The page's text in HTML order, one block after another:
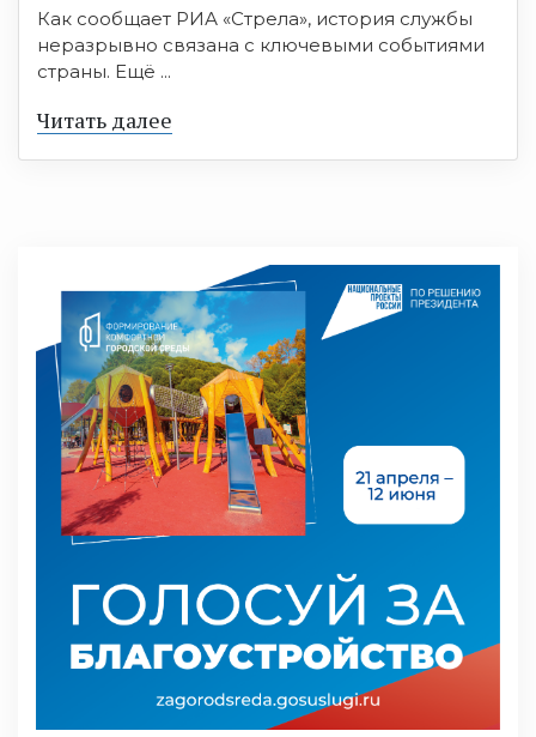
Как сообщает РИА «Стрела», история службы
неразрывно связана с ключевыми событиями
страны. Ещё ...
Читать далее